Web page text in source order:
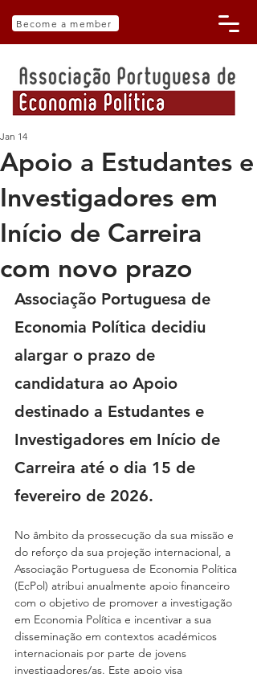
Become a member
Apoio a Estudantes e
Investigadores em
Início de Carreira
com novo prazo
Jan 14
Associação Portuguesa de
Economia Política decidiu
alargar o prazo de
candidatura ao Apoio
destinado a Estudantes e
Investigadores em Início de
Carreira até o dia 15 de
fevereiro de 2026.
No âmbito da prossecução da sua missão e
do reforço da sua projeção internacional, a
Associação Portuguesa de Economia Política
(EcPol) atribui anualmente apoio financeiro
com o objetivo de promover a investigação
em Economia Política e incentivar a sua
disseminação em contextos académicos
internacionais por parte de jovens
investigadores/as. Este apoio visa